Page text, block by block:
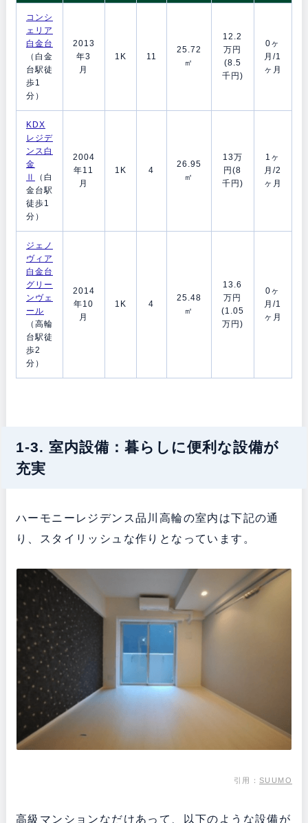
コンシ
ェリア
白金台
（白金
台駅徒
歩1
分）
2013
年3
月
1K 11
25.72
㎡
12.2
万円
(8.5
千円)
0ヶ
月/1
ヶ月
KDX
レジデ
ンス白
金
Ⅱ
（白
金台駅
徒歩1
分）
2004
年11
月
1K 4
26.95
㎡
13万
円(8
千円)
1ヶ
月/2
ヶ月
ジェノ
ヴィア
白金台
グリー
ンヴェ
ール
（高輪
台駅徒
歩2
分）
2014
年10
月
1K 4
25.48
㎡
13.6
万円
(1.05
万円)
0ヶ
月/1
ヶ月
1-3. 室内設備：暮らしに便利な設備が
充実
ハーモニーレジデンス品川高輪の室内は下記の通
り、スタイリッシュな作りとなっています。
引用：SUUMO
高級マンションなだけあって、以下のような設備が